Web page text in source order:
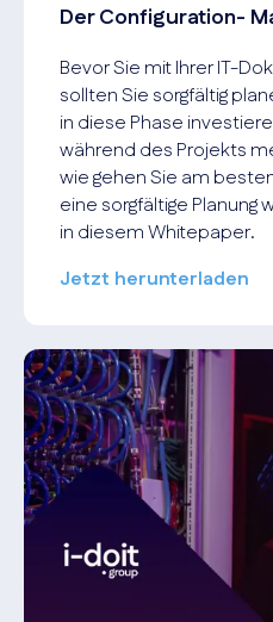
Der Configuration-
Bevor Sie mit Ihrer IT-
sollten Sie sorgfältig
in diese Phase
während des Projekts
wie gehen Sie am
eine sorgfältige Planung
in diesem Whitepaper.
Jetzt herunterladen